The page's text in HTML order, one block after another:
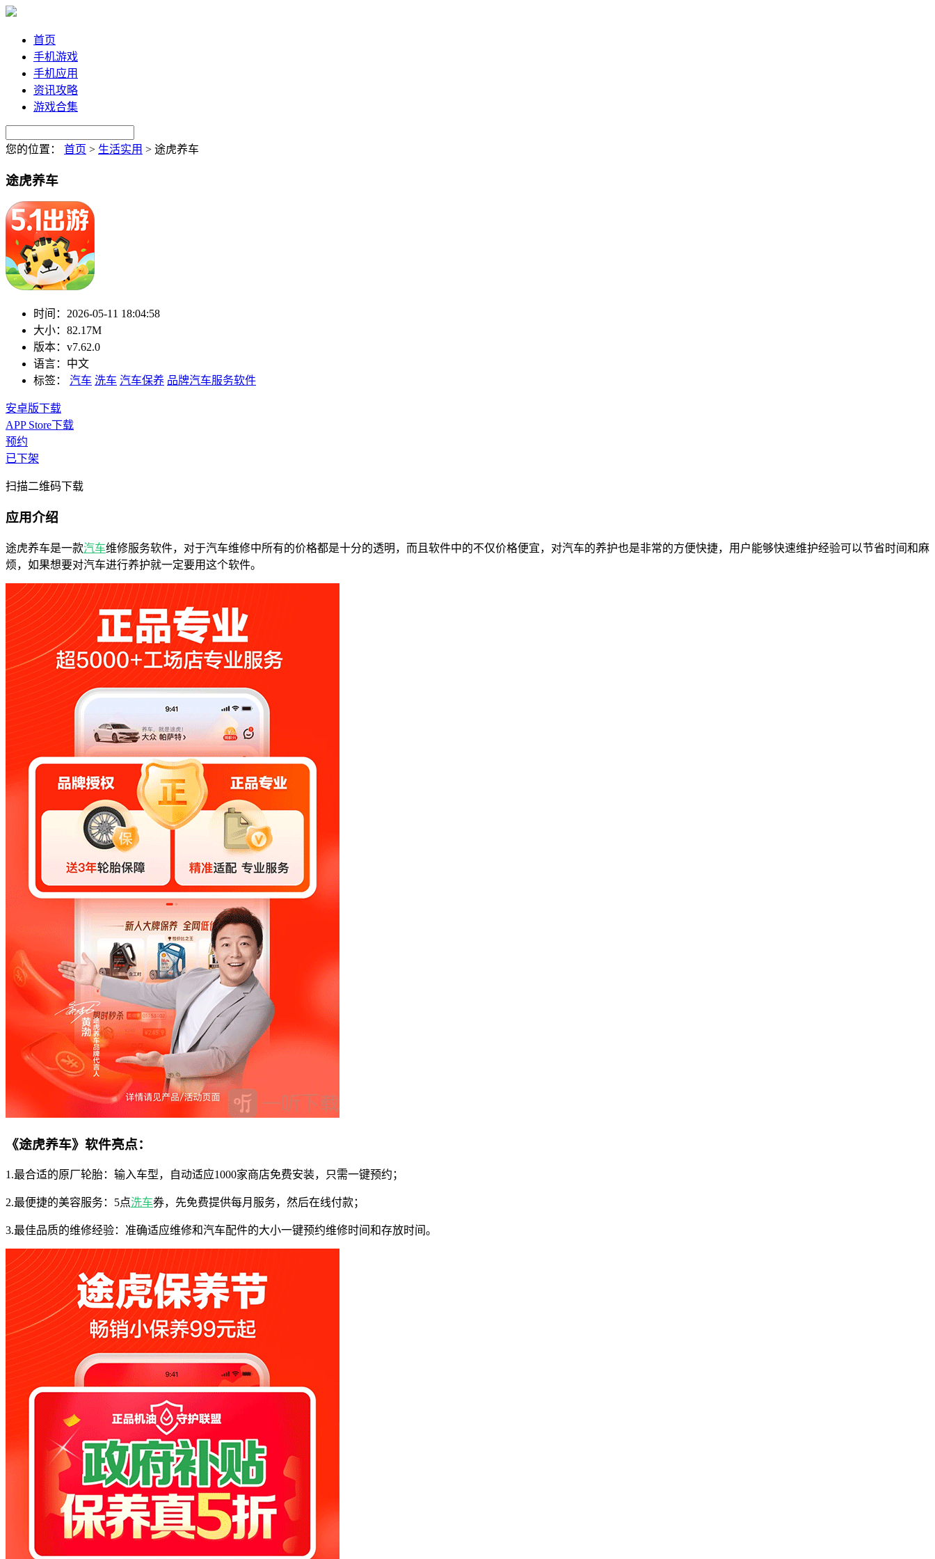
首页
手机游戏
手机应用
资讯攻略
游戏合集
您的位置： 首页 > 生活实用 > 途虎养车
途虎养车
时间： 2026-05-11 18:04:58
大小： 82.17M
版本： v7.62.0
语言： 中文
标签：
汽车 洗车 汽车保养 品牌汽车服务软件
安卓版下载
APP Store下载
预约
已下架
扫描二维码下载
应用介绍
途虎养车是一款汽车维修服务软件，对于汽车维修中所有的价格都是十分的透明，而且软件中的不仅价格便宜，对汽车的养护也是非常的方便快捷，用户能够快速维护经验可以节省时间和麻
烦，如果想要对汽车进行养护就一定要用这个软件。
《途虎养车》软件亮点：
1.最合适的原厂轮胎：输入车型，自动适应1000家商店免费安装，只需一键预约；
2.最便捷的美容服务：5点洗车券，先免费提供每月服务，然后在线付款；
3.最佳品质的维修经验：准确适应维修和汽车配件的大小一键预约维修时间和存放时间。